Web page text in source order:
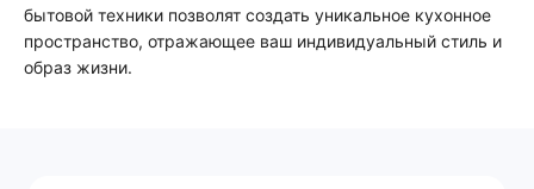
бытовой техники позволят создать уникальное кухонное
пространство, отражающее ваш индивидуальный стиль и
образ жизни.